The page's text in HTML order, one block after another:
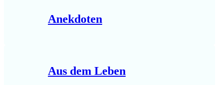
Anekdoten
Aus dem Leben